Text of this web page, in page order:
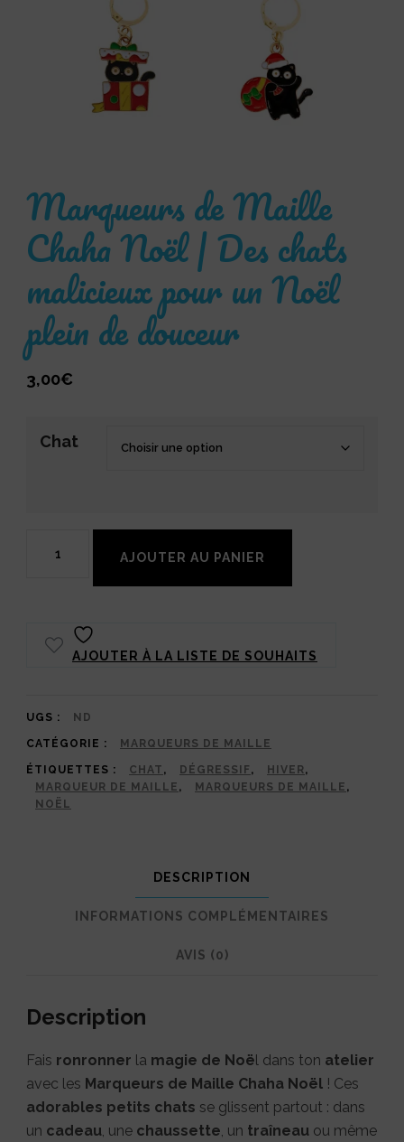
Marqueurs de Maille
Chaha Noël | Des chats
malicieux pour un Noël
plein de douceur
3,00€
Chat
de
Maille
Noël
|
Des
chats
douceur
AJOUTER AU PANIER
AJOUTER À LA LISTE DE SOUHAITS
UGS : ND
CATÉGORIE : MARQUEURS DE MAILLE
ÉTIQUETTES : CHAT , DÉGRESSIF , HIVER,
MARQUEUR DE MAILLE , MARQUEURS DE MAILLE ,
NOËL
DESCRIPTION
INFORMATIONS COMPLÉMENTAIRES
AVIS (0)
Description
Fais ronronner la magie de Noël dans ton atelier
avec les Marqueurs de Maille Chaha Noël ! Ces
adorables petits chats se glissent partout : dans
un cadeau, une chaussette, un traîneau ou même